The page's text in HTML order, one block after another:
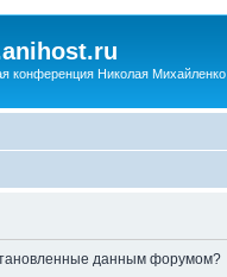
конференция Николая Михайленко
данным форумом?